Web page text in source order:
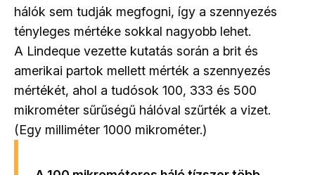
hálók sem tudják megfogni, így a szennyezés
tényleges mértéke sokkal nagyobb lehet.
A Lindeque vezette kutatás során a brit és
amerikai partok mellett mérték a szennyezés
mértékét, ahol a tudósok 100, 333 és 500
mikrométer sűrűségű hálóval szűrték a vizet.
(Egy milliméter 1000 mikrométer.)